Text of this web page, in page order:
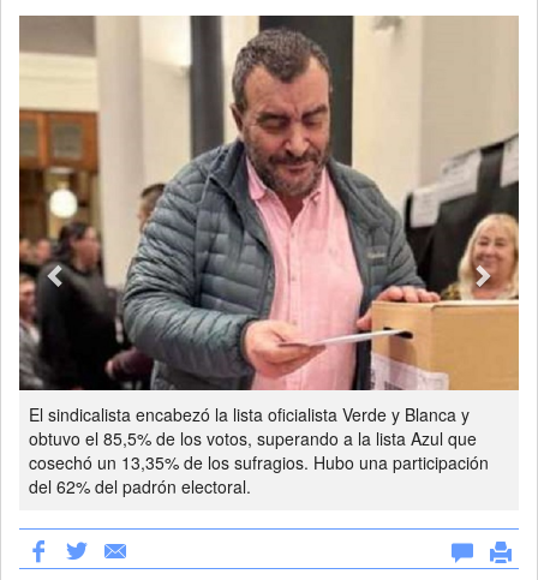
El sindicalista encabezó la lista oficialista Verde y Blanca y
obtuvo el 85,5% de los votos, superando a la lista Azul que
cosechó un 13,35% de los sufragios. Hubo una participación
del 62% del padrón electoral.